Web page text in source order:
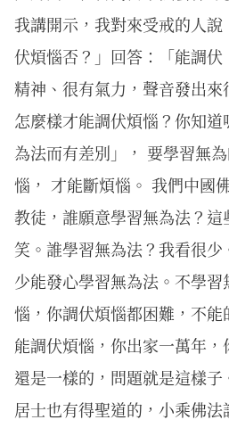
我講開示，我對來受戒的人
伏煩惱否？」回答：「能調
精神、很有氣力，聲音發出
怎麼樣才能調伏煩惱？你知
為法而有差別」， 要學習無
惱， 才能斷煩惱。 我們中國
教徒，誰願意學習無為法？
笑。誰學習無為法？我看很
少能發心學習無為法。不學
惱，你調伏煩惱都困難，不
能調伏煩惱，你出家一萬年
還是一樣的，問題就是這樣
居士也有得聖道的，小乘佛